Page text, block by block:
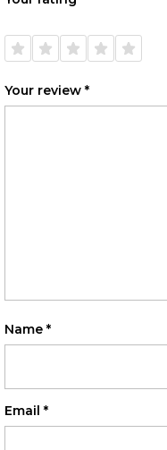
Your review *
Name *
Email *